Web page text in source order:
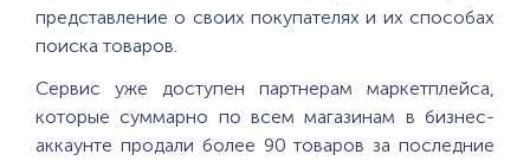
представление о своих покупателях и их способах
поиска товаров.
Сервис уже доступен партнерам маркетплейса,
которые суммарно по всем магазинам в бизнес-
аккаунте продали более 90 товаров за последние